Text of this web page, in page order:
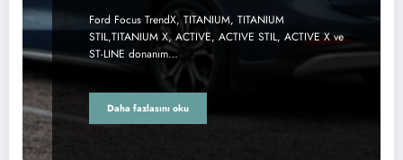
Ford Focus TrendX, TITANIUM, TITANIUM
STIL,TITANIUM X, ACTIVE, ACTIVE STIL, ACTIVE X ve
ST-LINE donanım…
Daha fazlasını oku